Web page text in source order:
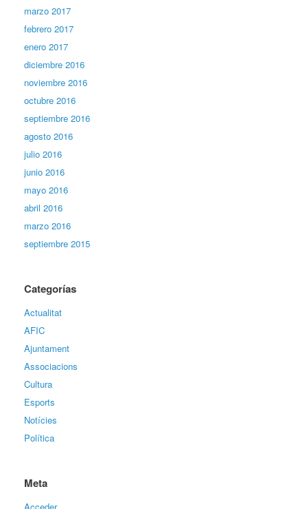
marzo 2017
febrero 2017
enero 2017
diciembre 2016
noviembre 2016
octubre 2016
septiembre 2016
agosto 2016
julio 2016
junio 2016
mayo 2016
abril 2016
marzo 2016
septiembre 2015
Categorías
Actualitat
AFIC
Ajuntament
Associacions
Cultura
Esports
Notícies
Política
Meta
Acceder